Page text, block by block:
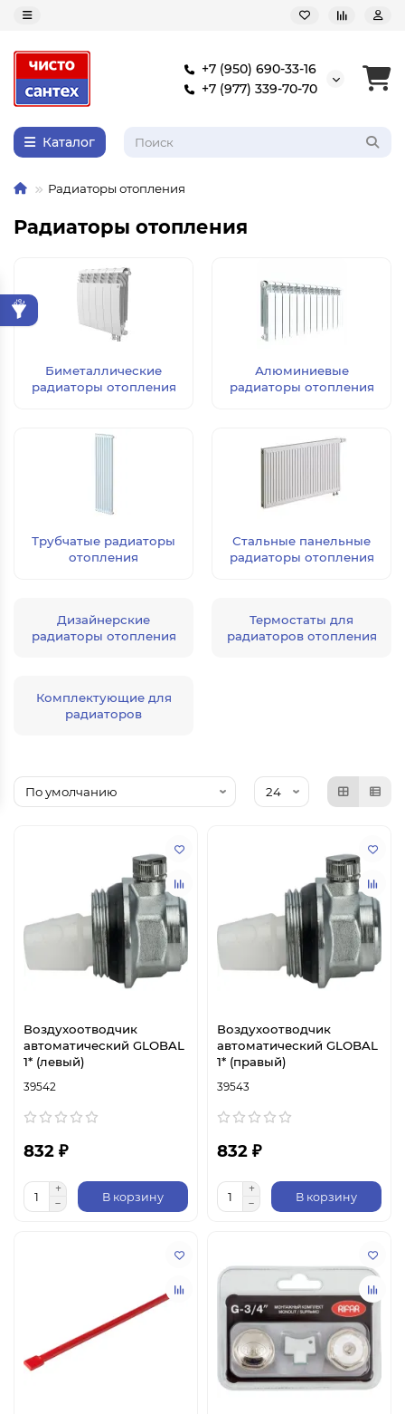
+7 (950) 690-33-16
+7 (977) 339-70-70
Каталог
Радиаторы отопления
Радиаторы отопления
Биметаллические
радиаторы отопления
Алюминиевые
радиаторы отопления
Трубчатые радиаторы
отопления
Стальные панельные
радиаторы отопления
Дизайнерские
радиаторы отопления
Термостаты для
радиаторов отопления
Комплектующие для
радиаторов
Воздухоотводчик
автоматический GLOBAL
1* (левый)
39542
832 ₽
В корзину
Воздухоотводчик
автоматический GLOBAL
1* (правый)
39543
832 ₽
В корзину